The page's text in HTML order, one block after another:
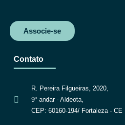
Associe-se
Contato
R. Pereira Filgueiras, 2020,
9º andar - Aldeota,
CEP: 60160-194/ Fortaleza - CE